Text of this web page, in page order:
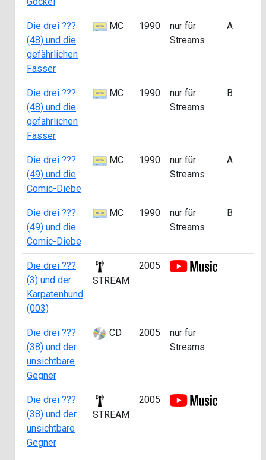
Die drei ???
(48) und die
gefährlichen
Fässer
MC 1990
nur für
Streams
A
Die drei ???
(48) und die
gefährlichen
Fässer
MC 1990
nur für
Streams
B
Die drei ???
(49) und die
Comic-Diebe
MC 1990
nur für
Streams
A
Die drei ???
(49) und die
Comic-Diebe
MC 1990
nur für
Streams
B
Die drei ???
(3) und der
Karpatenhund
(003)
STREAM
2005
Die drei ???
(38) und der
unsichtbare
Gegner
CD 2005
nur für
Streams
Die drei ???
(38) und der
unsichtbare
Gegner
STREAM
2005